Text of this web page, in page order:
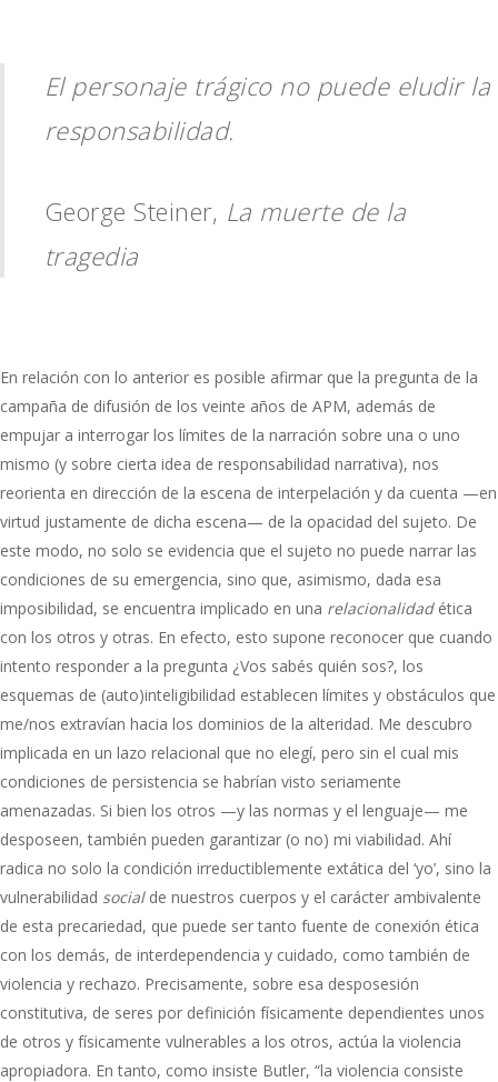
El personaje trágico no puede eludir la
responsabilidad.
George Steiner, La muerte de la
tragedia
En relación con lo anterior es posible afirmar que la pregunta de la
campaña de difusión de los veinte años de APM, además de
empujar a interrogar los límites de la narración sobre una o uno
mismo (y sobre cierta idea de responsabilidad narrativa), nos
reorienta en dirección de la escena de interpelación y da cuenta —en
virtud justamente de dicha escena— de la opacidad del sujeto. De
este modo, no solo se evidencia que el sujeto no puede narrar las
condiciones de su emergencia, sino que, asimismo, dada esa
imposibilidad, se encuentra implicado en una relacionalidadética
con los otros y otras. En efecto, esto supone reconocer que cuando
intento responder a la pregunta ¿Vos sabés quién sos?, los
esquemas de (auto)inteligibilidad establecen límites y obstáculos que
me/nos extravían hacia los dominios de la alteridad. Me descubro
implicada en un lazo relacional que no elegí, pero sin el cual mis
condiciones de persistencia se habrían visto seriamente
amenazadas. Si bien los otros —y las normas y el lenguaje— me
desposeen, también pueden garantizar (o no) mi viabilidad. Ahí
radica no solo la condición irreductiblemente extática del ‘yo’, sino la
vulnerabilidad socialde nuestros cuerpos y el carácter ambivalente
de esta precariedad, que puede ser tanto fuente de conexión ética
con los demás, de interdependencia y cuidado, como también de
violencia y rechazo. Precisamente, sobre esa desposesión
constitutiva, de seres por definición físicamente dependientes unos
de otros y físicamente vulnerables a los otros, actúa la violencia
apropiadora. En tanto, como insiste Butler, “la violencia consiste